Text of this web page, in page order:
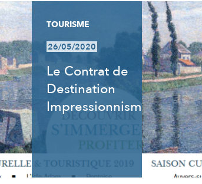
TOURISME
26/05/2020
Le Contrat de
Destination
Impressionnisme